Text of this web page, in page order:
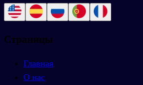
Страницы
Главная
О нас